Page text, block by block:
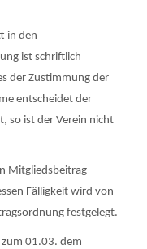
in den
ist schriftlich
der Zustimmung der
entscheidet der
so ist der Verein nicht
Mitgliedsbeitrag
Fälligkeit wird von
festgelegt.
01.03. dem